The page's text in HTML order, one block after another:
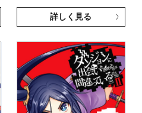
詳しく見る